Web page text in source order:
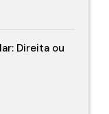
Direita ou